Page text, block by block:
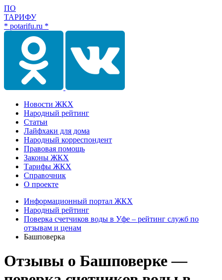
ПО
ТАРИФУ
* potarifu.ru *
Новости ЖКХ
Народный рейтинг
Статьи
Лайфхаки для дома
Народный корреспондент
Правовая помощь
Законы ЖКХ
Тарифы ЖКХ
Справочник
О проекте
Информационный портал ЖКХ
Народный рейтинг
Поверка счетчиков воды в Уфе – рейтинг служб по
отзывам и ценам
Башповерка
Отзывы о Башповерке —